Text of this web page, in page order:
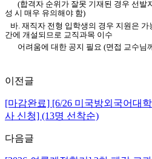
(합격자 순위가 잘못 기재된 경우 선발
성 시 매우 유의해야 함)
바. 재직자 전형 입학생의 경우 지원은
간에 개설되므로 교직과목 이수
어려움에 대한 공지 필요 (면접 교수님
이전글
[마감완료] [6/26 미국방외국어대
사 신청] (13명 선착순)
다음글